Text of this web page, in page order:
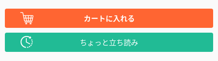
カートに入れる
ちょっと立ち読み